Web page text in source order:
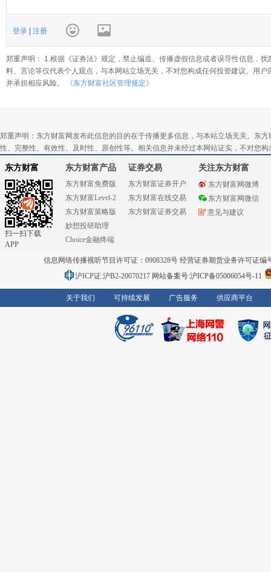
登录 注册
郑重声明： 1.根据《证券法》规定，禁止编造、传播虚假信息或者误导性信息，
料、言论等仅代表个人观点，与本网站立场无关，不对您构成任何投资建议。用
并承担相应风险。
《东方财富社区管理规定》
郑重声明：东方财富网发布此信息的目的在于传播更多信息，与本站立场无关。东
性、完整性、有效性、及时性、原创性等。相关信息并未经过本网站证实，不对您
东方财富
扫一扫下载
APP
东方财富产品
东方财富免费版
东方财富Level-2
东方财富策略版
妙想投研助理
Choice金融终端
证券交易
东方财富证券开户
东方财富在线交易
东方财富证券交易
关注东方财富
东方财富网微博
东方财富网微信
意见与建议
信息网络传播视听节目许可证：0908328号 经营证券期货业务许可证编
沪ICP证:沪B2-20070217 网站备案号:沪ICP备05006054号-11
关于我们 可持续发展 广告服务 供应商平台